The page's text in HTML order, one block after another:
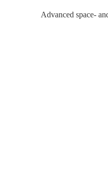
Advanced space-